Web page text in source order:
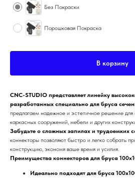
Без Покраски
Порошковая Покраска
В корзину
CNC-STUDIO представляет линейку
разработанных специально для бруса
предлагаем надежное и эстетичное решение для
каркасных сооружений, мебели и других
Забудьте о сложных запилах и трудоемких
коннекторы позволяют быстро и легко собрать
конструкцию, экономя ваше время и усилия.
Преимущества коннекторов для бруса
Идеально подходят для бруса